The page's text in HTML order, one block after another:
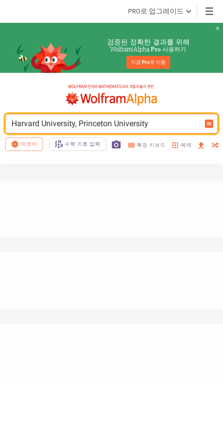
PRO로 업그레이드
검증된 정확한 결과를 위해
Wolfram|Alpha Pro 사용하기
지금 Pro로 이동
Harvard University, Princeton University
자연어 수학 기호 입력 확장 키보드 예제